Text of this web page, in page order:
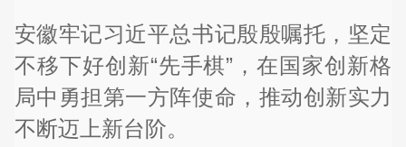
安徽牢记习近平总书记殷殷嘱托，坚定
不移下好创新“先手棋”，在国家创新格
局中勇担第一方阵使命，推动创新实力
不断迈上新台阶。